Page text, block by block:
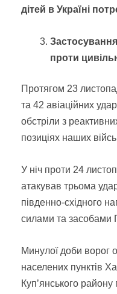
дітей в Україні
проти
Протягом 23
та 42 авіаційних
обстріли з
позиціях наших
У ніч проти 24
атакував трьома
південно-східного
силами та засобами
Минулої доби ворог
населених пунктів
Куп’янського